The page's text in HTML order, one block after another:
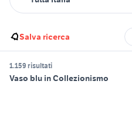
Salva ricerca
1.159 risultati
Vaso blu in Collezionismo